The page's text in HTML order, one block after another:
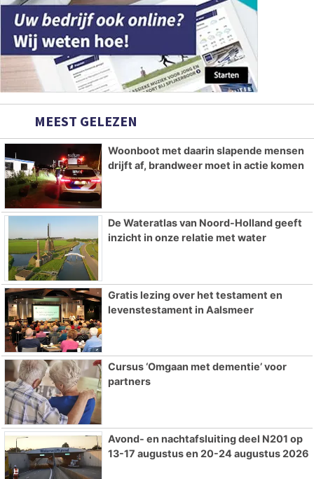
MEEST GELEZEN
Woonboot met daarin slapende mensen
drijft af, brandweer moet in actie komen
De Wateratlas van Noord-Holland geeft
inzicht in onze relatie met water
Gratis lezing over het testament en
levenstestament in Aalsmeer
Cursus ‘Omgaan met dementie’ voor
partners
Avond- en nachtafsluiting deel N201 op
13-17 augustus en 20-24 augustus 2026